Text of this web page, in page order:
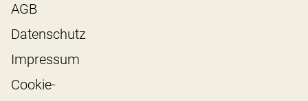
AGB
Datenschutz
Impressum
Cookie-